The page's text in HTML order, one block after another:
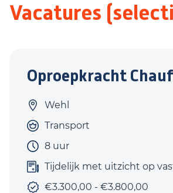
Vacatures
Oproepkracht
Wehl
Transport
8 uur
Tijdelijk met uitzicht op
€3.300,00 - €3.800,00